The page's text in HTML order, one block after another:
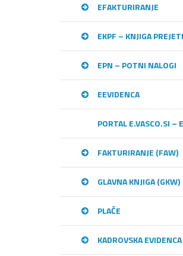
EFAKTURIRANJE
EKPF – KNJIGA
EPN – POTNI NALOGI
EEVIDENCA
PORTAL E.VASCO.SI –
FAKTURIRANJE (FAW)
GLAVNA KNJIGA (GKW)
PLAČE
KADROVSKA EVIDENCA